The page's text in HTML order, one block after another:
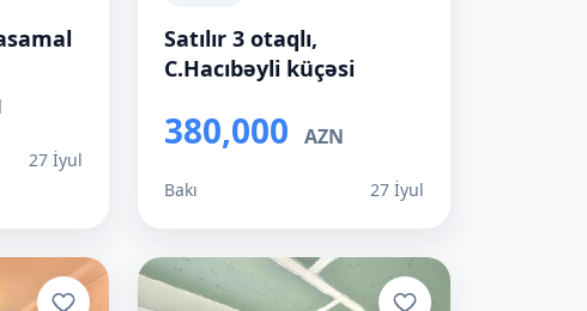
27 İyul
Satılır 3 otaqlı,
C.Hacıbəyli küçəsi
380,000 AZN
Bakı 27 İyul